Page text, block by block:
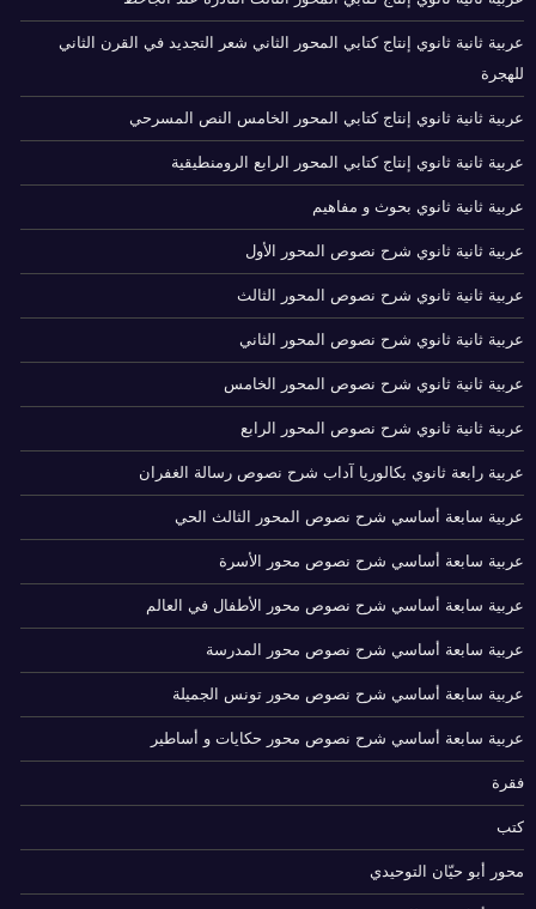
عربية ثانية ثانوي إنتاج كتابي المحور الثاني شعر التجديد في القرن الثاني
للهجرة
عربية ثانية ثانوي إنتاج كتابي المحور الخامس النص المسرحي
عربية ثانية ثانوي إنتاج كتابي المحور الرابع الرومنطيقية
عربية ثانية ثانوي بحوث و مفاهيم
عربية ثانية ثانوي شرح نصوص المحور الأول
عربية ثانية ثانوي شرح نصوص المحور الثالث
عربية ثانية ثانوي شرح نصوص المحور الثاني
عربية ثانية ثانوي شرح نصوص المحور الخامس
عربية ثانية ثانوي شرح نصوص المحور الرابع
عربية رابعة ثانوي بكالوريا آداب شرح نصوص رسالة الغفران
عربية سابعة أساسي شرح نصوص المحور الثالث الحي
عربية سابعة أساسي شرح نصوص محور الأسرة
عربية سابعة أساسي شرح نصوص محور الأطفال في العالم
عربية سابعة أساسي شرح نصوص محور المدرسة
عربية سابعة أساسي شرح نصوص محور تونس الجميلة
عربية سابعة أساسي شرح نصوص محور حكايات و أساطير
فقرة
كتب
محور أبو حيّان التوحيدي